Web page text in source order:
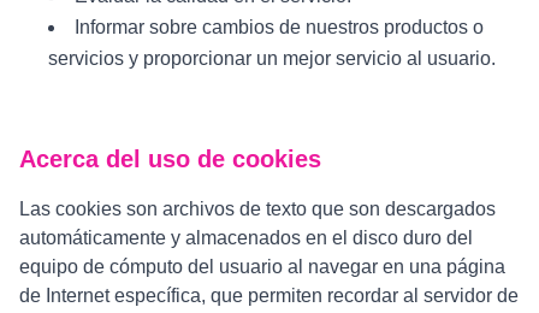
Informar sobre cambios de nuestros productos o
servicios y proporcionar un mejor servicio al usuario.
Acerca del uso de cookies
Las cookies son archivos de texto que son descargados
automáticamente y almacenados en el disco duro del
equipo de cómputo del usuario al navegar en una página
de Internet específica, que permiten recordar al servidor de